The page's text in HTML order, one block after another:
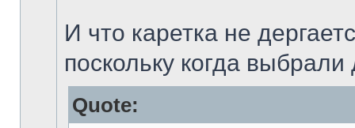
И что каретка не
поскольку когда выбрали
Quote: